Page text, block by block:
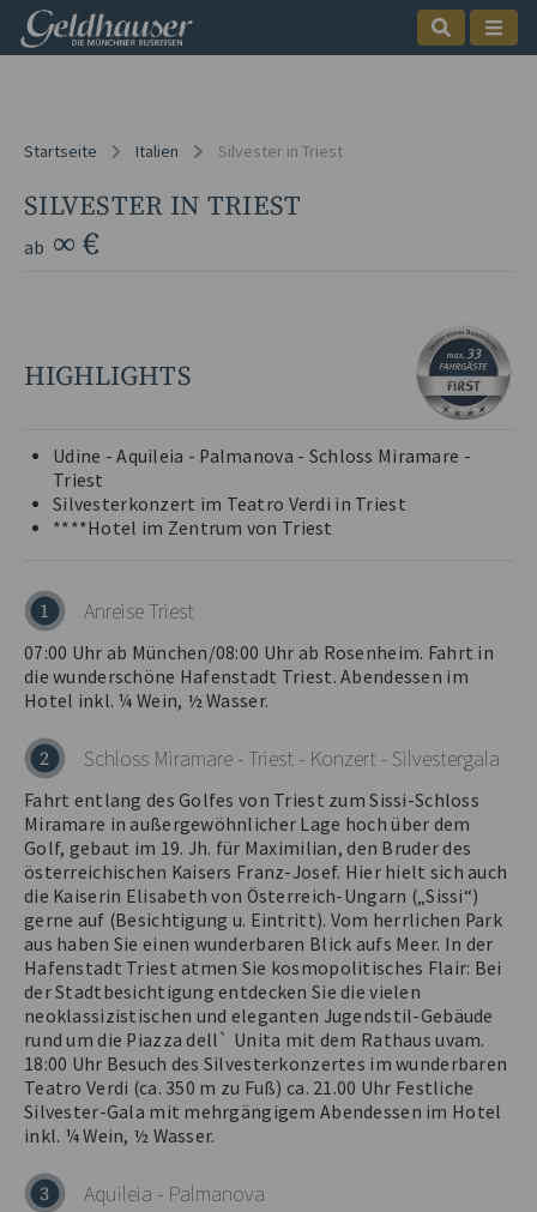
Startseite Italien Silvester in Triest
SILVESTER IN TRIEST
ab ∞ €
HIGHLIGHTS
Udine - Aquileia - Palmanova - Schloss Miramare -
Triest
Silvesterkonzert im Teatro Verdi in Triest
****Hotel im Zentrum von Triest
1 Anreise Triest
07:00 Uhr ab München/08:00 Uhr ab Rosenheim. Fahrt in
die wunderschöne Hafenstadt Triest. Abendessen im
Hotel inkl. ¼ Wein, ½ Wasser.
2 Schloss Miramare - Triest - Konzert - Silvestergala
Fahrt entlang des Golfes von Triest zum Sissi-Schloss
Miramare in außergewöhnlicher Lage hoch über dem
Golf, gebaut im 19. Jh. für Maximilian, den Bruder des
österreichischen Kaisers Franz-Josef. Hier hielt sich auch
die Kaiserin Elisabeth von Österreich-Ungarn („Sissi“)
gerne auf (Besichtigung u. Eintritt). Vom herrlichen Park
aus haben Sie einen wunderbaren Blick aufs Meer. In der
Hafenstadt Triest atmen Sie kosmopolitisches Flair: Bei
der Stadtbesichtigung entdecken Sie die vielen
neoklassizistischen und eleganten Jugendstil-Gebäude
rund um die Piazza dell` Unita mit dem Rathaus uvam.
18:00 Uhr Besuch des Silvesterkonzertes im wunderbaren
Teatro Verdi (ca. 350 m zu Fuß) ca. 21.00 Uhr Festliche
Silvester-Gala mit mehrgängigem Abendessen im Hotel
inkl. ¼ Wein, ½ Wasser.
3 Aquileia - Palmanova